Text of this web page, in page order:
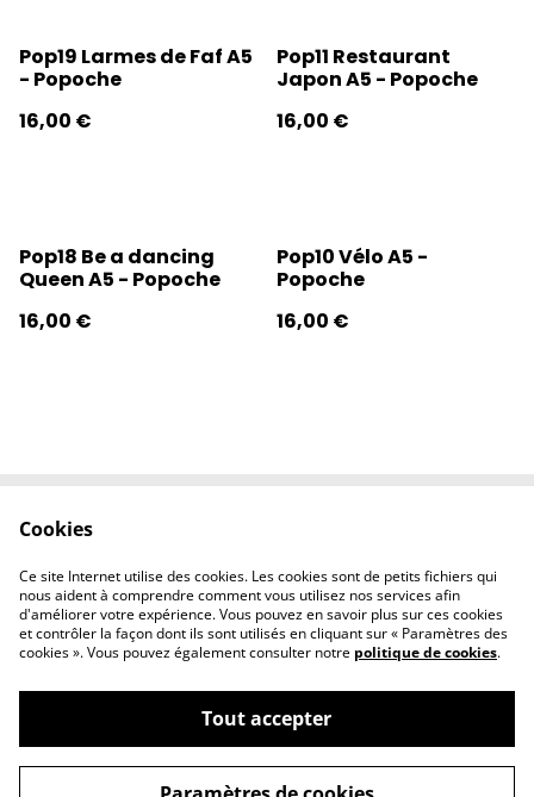
Pop19 Larmes de Faf A5
- Popoche
16,00 €
Pop11 Restaurant
Japon A5 - Popoche
16,00 €
Pop18 Be a dancing
Queen A5 - Popoche
16,00 €
Pop10 Vélo A5 -
Popoche
16,00 €
Contactez-nous
Politique de
confidentialité
Politique de
cookies
©2026l'éclipse
Cookies
Ce site Internet utilise des cookies. Les cookies sont de petits fichiers qui
nous aident à comprendre comment vous utilisez nos services afin
d'améliorer votre expérience. Vous pouvez en savoir plus sur ces cookies
et contrôler la façon dont ils sont utilisés en cliquant sur « Paramètres des
cookies ». Vous pouvez également consulter notre politique de cookies.
Tout accepter